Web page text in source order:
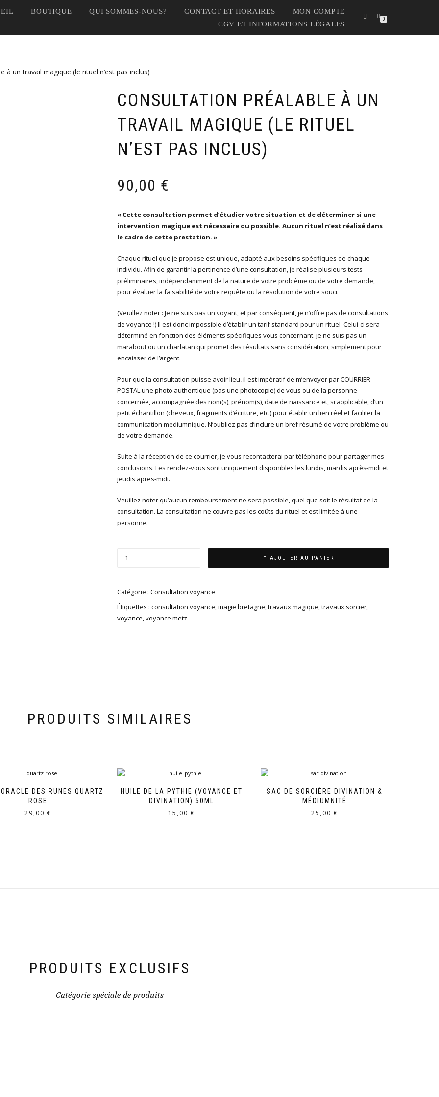
BOUTIQUE QUI SOMMES-NOUS? CONTACT ET HORAIRES
MON COMPTE
CGV ET INFORMATIONS LÉGALES
0
à un travail magique (le rituel n’est pas inclus)
CONSULTATION PRÉALABLE À UN
TRAVAIL MAGIQUE (LE RITUEL
N’EST PAS INCLUS)
90,00 €
« Cette consultation permet d’étudier votre situation et de déterminer si une
intervention magique est nécessaire ou possible. Aucun rituel n’est réalisé dans
le cadre de cette prestation. »
Chaque rituel que je propose est unique, adapté aux besoins spécifiques de chaque
individu. Afin de garantir la pertinence d’une consultation, je réalise plusieurs tests
préliminaires, indépendamment de la nature de votre problème ou de votre demande,
pour évaluer la faisabilité de votre requête ou la résolution de votre souci.
(Veuillez noter : Je ne suis pas un voyant, et par conséquent, je n’offre pas de consultations
de voyance !) Il est donc impossible d’établir un tarif standard pour un rituel. Celui-ci sera
déterminé en fonction des éléments spécifiques vous concernant. Je ne suis pas un
marabout ou un charlatan qui promet des résultats sans considération, simplement pour
encaisser de l’argent.
Pour que la consultation puisse avoir lieu, il est impératif de m’envoyer par COURRIER
POSTAL une photo authentique (pas une photocopie) de vous ou de la personne
concernée, accompagnée des nom(s), prénom(s), date de naissance et, si applicable, d’un
petit échantillon (cheveux, fragments d’écriture, etc.) pour établir un lien réel et faciliter la
communication médiumnique. N’oubliez pas d’inclure un bref résumé de votre problème ou
de votre demande.
Suite à la réception de ce courrier, je vous recontacterai par téléphone pour partager mes
conclusions. Les rendez-vous sont uniquement disponibles les lundis, mardis après-midi et
jeudis après-midi.
Veuillez noter qu’aucun remboursement ne sera possible, quel que soit le résultat de la
consultation. La consultation ne couvre pas les coûts du rituel et est limitée à une
personne.
AJOUTER AU PANIER
Catégorie : Consultation voyance
Étiquettes : consultation voyance,magie bretagne,travaux magique,travaux sorcier,
voyance,voyance metz
PRODUITS SIMILAIRES
DES RUNES QUARTZ
ROSE
29,00€
HUILE DE LA PYTHIE (VOYANCE ET
DIVINATION) 50ML
15,00 €
SAC DE SORCIÈRE DIVINATION &
MÉDIUMNITÉ
25,00€
PRODUITS EXCLUSIFS
Catégorie spéciale de produits